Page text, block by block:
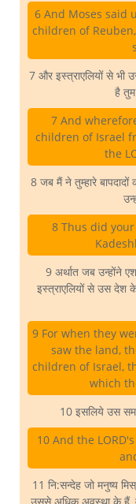
6 And Moses said
children of
7 और इस्त्राएलियों से भी
है तुम
7 And
children of Israel
the
8 जब मैं ने तुम्हारे
8 Thus did
9 अर्थात जब उन्होंने
इस्त्राएलियों से उस देश के
9 For when they
saw the land,
children of Israel,
which
10 इसलिये उस
10 And the
11 नि:सन्देह जो मनुष्य